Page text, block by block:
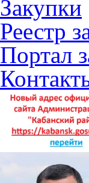
Закупки
Реестр
Портал